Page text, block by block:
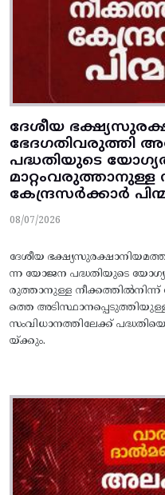
ദേശീയ
ഭേദഗതിവരുത്തി
പദ്ധതിയുടെ
മാറ്റംവരുത്താനുള്ള
കേന്ദ്രസർക്കാർ
08/07/2026
ദേശീയ
ന്ന യോജന പദ്ധതിയുടെ
രുത്താനുള്ള നീക്കത്തിൽനിന്ന്‌
ത്തെ
സംവിധാനത്തിലേക്ക്‌
യ്ക്കും.